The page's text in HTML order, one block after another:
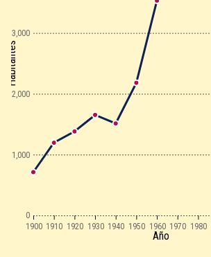
1900 1910 1920 1930 1940 1950 1960 1970 1980
0
1,000
2,000
3,000
Año
Habitantes